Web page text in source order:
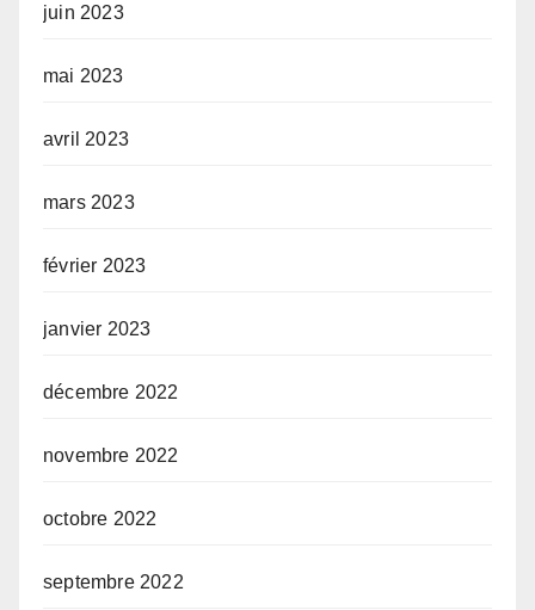
juin 2023
mai 2023
avril 2023
mars 2023
février 2023
janvier 2023
décembre 2022
novembre 2022
octobre 2022
septembre 2022